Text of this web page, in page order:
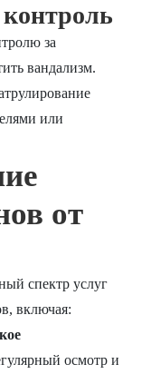
за
вандализм.
или
от
спектр услуг
включая:
осмотр и